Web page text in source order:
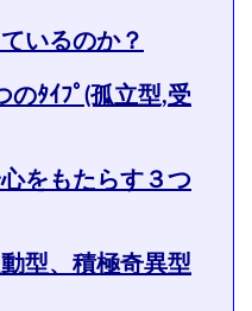
いるのか？
ﾀｲﾌﾟ(孤立型,受
をもたらす３つ
型、積極奇異型